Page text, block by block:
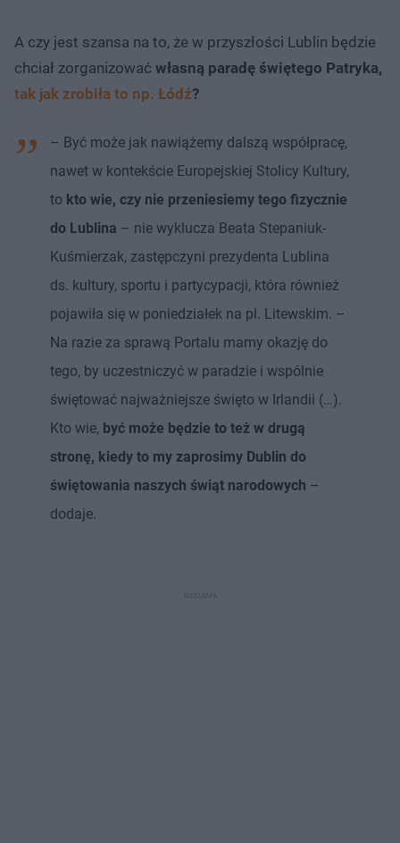
A czy jest szansa na to, że w przyszłości Lublin będzie
chciał zorganizować własną paradę świętego Patryka,
tak jak zrobiła to np. Łódź?
– Być może jak nawiążemy dalszą współpracę,
nawet w kontekście Europejskiej Stolicy Kultury,
to kto wie, czy nie przeniesiemy tego fizycznie
do Lublina – nie wyklucza Beata Stepaniuk-
Kuśmierzak, zastępczyni prezydenta Lublina
ds. kultury, sportu i partycypacji, która również
pojawiła się w poniedziałek na pl. Litewskim. –
Na razie za sprawą Portalu mamy okazję do
tego, by uczestniczyć w paradzie i wspólnie
świętować najważniejsze święto w Irlandii (…).
Kto wie, być może będzie to też w drugą
stronę, kiedy to my zaprosimy Dublin do
świętowania naszych świąt narodowych –
dodaje.